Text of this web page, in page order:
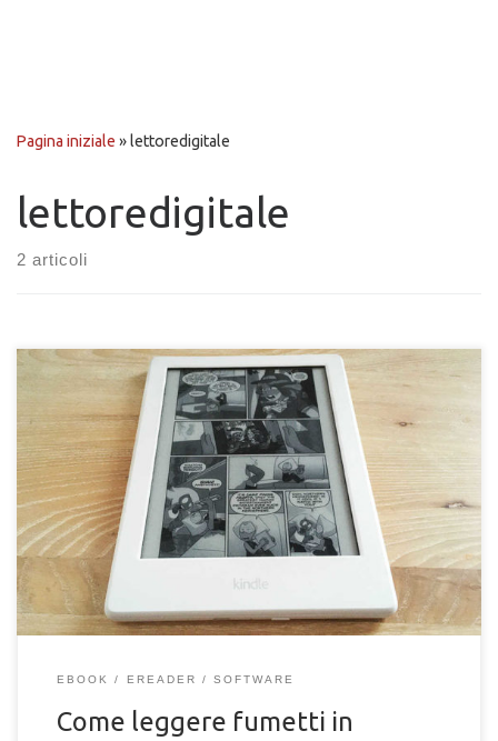
Pagina iniziale » lettoredigitale
lettoredigitale
2 articoli
Come convertire i file CBR e CBZ in MOBI per leggere fumetti e
comics sul tuo dispositivo Amazon Kindle facilmente e in pochi
passi.
EBOOK EREADER SOFTWARE
Come leggere fumetti in